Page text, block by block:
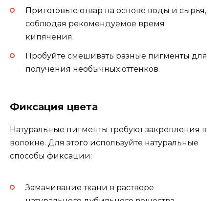
Приготовьте отвар на основе воды и сырья,
соблюдая рекомендуемое время
кипячения.
Пробуйте смешивать разные пигменты для
получения необычных оттенков.
Фиксация цвета
Натуральные пигменты требуют закрепления в
волокне. Для этого используйте натуральные
способы фиксации:
Замачивание ткани в растворе